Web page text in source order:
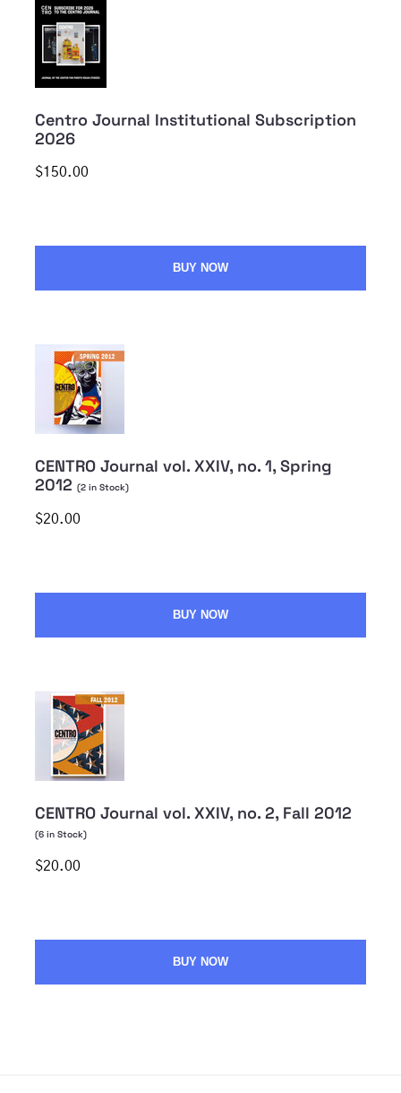
Centro Journal Institutional Subscription
2026
$150.00
BUY NOW
CENTRO Journal vol. XXIV, no. 1, Spring
2012 (2 in Stock)
$20.00
BUY NOW
CENTRO Journal vol. XXIV, no. 2, Fall 2012
(6 in Stock)
$20.00
BUY NOW